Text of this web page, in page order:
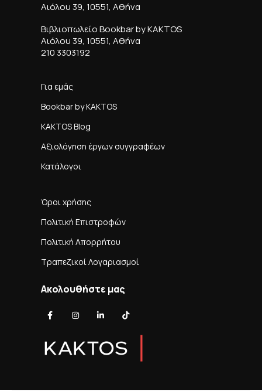
Αιόλου 39, 10551, Αθήνα
Βιβλιοπωλείο Bookbar by KAKTOS
Αιόλου 39, 10551, Αθήνα
210 3303192
Για εμάς
Bookbar by KAKTOS
KAKTOS Blog
Αξιολόγηση έργων συγγραφέων
Κατάλογοι
Όροι χρήσης
Πολιτική Επιστροφών
Πολιτική Απορρήτου
Τραπεζικοί Λογαριασμοί
Ακολουθήστε μας